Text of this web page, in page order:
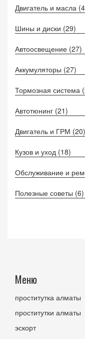
Двигатель и масла
Шины и диски (29)
Автоосвещение (27)
Аккумуляторы (27)
Тормозная система
Автотюнинг (21)
Двигатель и ГРМ (20)
Кузов и уход (18)
Обслуживание и
Полезные советы (6)
Меню
проститутка алматы
проститутки алматы
эскорт